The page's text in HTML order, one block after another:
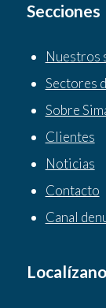
Secciones
Nuestros
Sectores
Sobre
Clientes
Noticias
Contacto
Canal